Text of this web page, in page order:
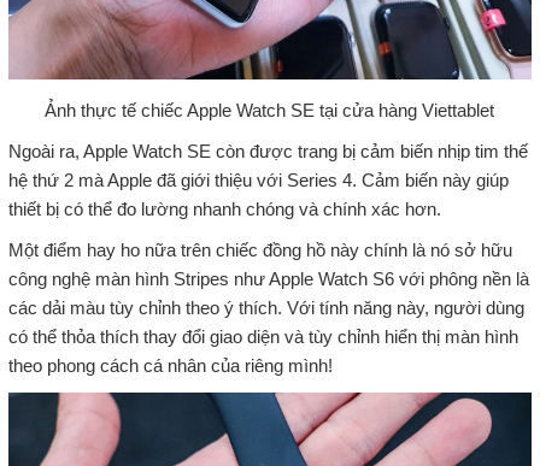
Ảnh thực tế chiếc Apple Watch SE tại cửa hàng Viettablet
Ngoài ra, Apple Watch SE còn được trang bị cảm biến nhịp tim thế
hệ thứ 2 mà Apple đã giới thiệu với Series 4. Cảm biến này giúp
thiết bị có thể đo lường nhanh chóng và chính xác hơn.
Một điểm hay ho nữa trên chiếc đồng hồ này chính là nó sở hữu
công nghệ màn hình Stripes như Apple Watch S6 với phông nền là
các dải màu tùy chỉnh theo ý thích. Với tính năng này, người dùng
có thể thỏa thích thay đổi giao diện và tùy chỉnh hiển thị màn hình
theo phong cách cá nhân của riêng mình!